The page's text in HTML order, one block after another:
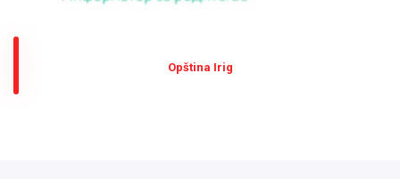
Оpština Irig